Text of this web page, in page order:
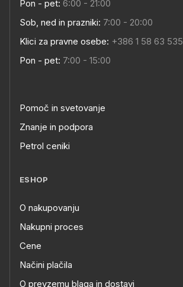
Pon - pet: 6:00 - 21:00
Sob, ned in prazniki: 7:00 - 20:00
Klici za pravne osebe: +386 1 58 63 535
Pon - pet: 7:00 - 15:00
Pomoč in svetovanje
Znanje in podpora
Petrol ceniki
ESHOP
O nakupovanju
Nakupni proces
Cene
Načini plačila
O prevzemu blaga in dostavi